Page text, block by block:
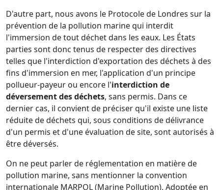
D'autre part, nous avons le Protocole de Londres sur la
prévention de la pollution marine qui interdit
l'immersion de tout déchet dans les eaux. Les États
parties sont donc tenus de respecter des directives
telles que l'interdiction d'exportation des déchets à des
fins d'immersion en mer, l'application d'un principe
pollueur-payeur ou encore l'interdiction de
déversement des déchets, sans permis. Dans ce
dernier cas, il convient de préciser qu'il existe une liste
réduite de déchets qui, sous conditions de délivrance
d'un permis et d'une évaluation de site, sont autorisés à
être déversés.
On ne peut parler de réglementation en matière de
pollution marine, sans mentionner la convention
internationale MARPOL (Marine Pollution). Adoptée en